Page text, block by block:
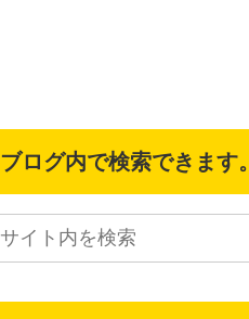
ブログ内で検索できます。